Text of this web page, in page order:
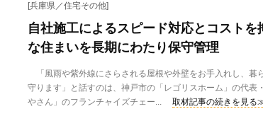
[兵庫県／住宅その他]
自社施工によるスピード対応とコストを
な住まいを長期にわたり保守管理
「風雨や紫外線にさらされる屋根や外壁をお手入れし、暮
守ります」と話すのは、神戸市の「レゴリスホーム」の代
やさん」のフランチャイズチェー...
取材記事の続きを見る